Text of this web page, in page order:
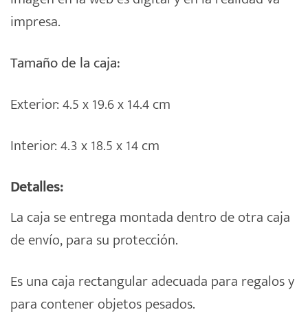
impresa.
Tamaño de la caja:
Exterior: 4.5 x 19.6 x 14.4 cm
Interior: 4.3 x 18.5 x 14 cm
Detalles:
La caja se entrega montada dentro de otra caja
de envío, para su protección.
Es una caja rectangular adecuada para regalos y
para contener objetos pesados.